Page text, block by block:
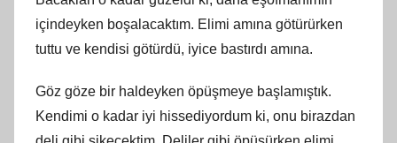
içindeyken boşalacaktım. Elimi amına götürürken
tuttu ve kendisi götürdü, iyice bastırdı amına.
Göz göze bir haldeyken öpüşmeye başlamıştık.
Kendimi o kadar iyi hissediyordum ki, onu birazdan